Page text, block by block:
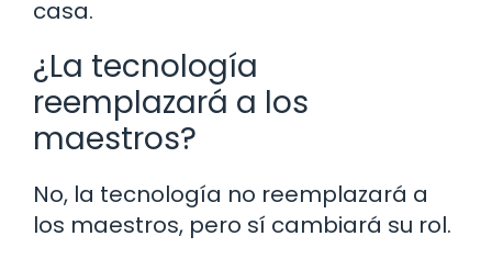
casa.
¿La tecnología
reemplazará a los
maestros?
No, la tecnología no reemplazará a
los maestros, pero sí cambiará su rol.